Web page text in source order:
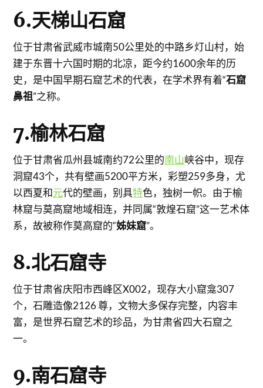
6.天梯山石窟
位于甘肃省武威市城南50公里处的中路乡灯山村，始
建于东晋十六国时期的北凉，距今约1600余年的历
史，是中国早期石窟艺术的代表，在学术界有着“石窟
鼻祖”之称。
7.榆林石窟
位于甘肃省瓜州县城南约72公里的南山峡谷中，现存
洞窟43个，共有壁画5200平方米，彩塑259多身，尤
以西夏和元代的壁画，别具特色，独树一帜。由于榆
林窟与莫高窟地域相连，并同属“敦煌石窟”这一艺术体
系，故被称作莫高窟的“姊妹窟”。
8.北石窟寺
位于甘肃省庆阳市西峰区X002，现存大小窟龛307
个，石雕造像2126 尊，文物大多保存完整，内容丰
富，是世界石窟艺术的珍品，为甘肃省四大石窟之
一。
9.南石窟寺